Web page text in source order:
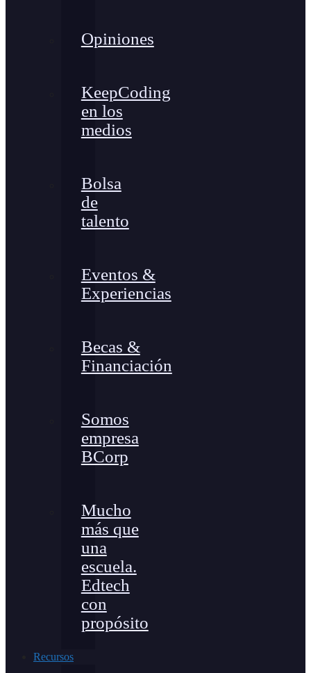
Opiniones
KeepCoding
en los
medios
Bolsa
de
talento
Eventos &
Experiencias
Becas &
Financiación
Somos
empresa
BCorp
Mucho
más que
una
escuela.
Edtech
con
propósito
Recursos